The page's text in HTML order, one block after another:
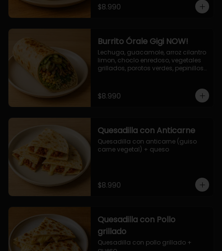
$8.990
Burrito Órale Gigi NOW!
Lechuga, guacamole, arroz cilantro
limon, choclo enredoso, vegetales
grillados, porotos verdes, pepinillos
$8.990
Quesadilla con Anticarne
Quesadilla con anticarne (guiso
carne vegetal) + queso
$8.990
Quesadilla con Pollo
grillado
Quesadilla con pollo grillado +